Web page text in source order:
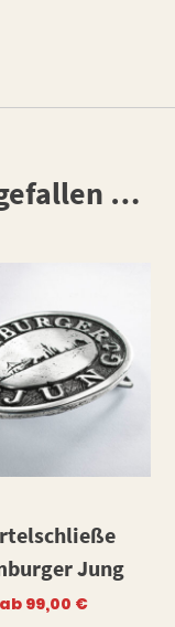
…
Jung
ab 99,00 €